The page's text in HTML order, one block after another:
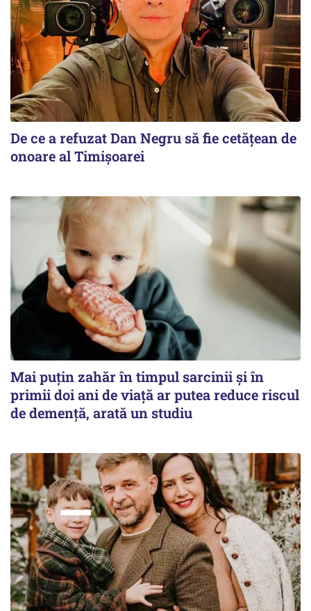
De ce a refuzat Dan Negru să fie cetățean de
onoare al Timișoarei
Mai puțin zahăr în timpul sarcinii și în
primii doi ani de viață ar putea reduce riscul
de demență, arată un studiu